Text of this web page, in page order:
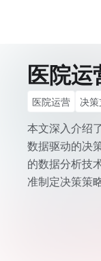
医院
医院运营 决
医疗服务质量
本文深入介绍
数据驱动的决
的数据分析技
准制定决策策